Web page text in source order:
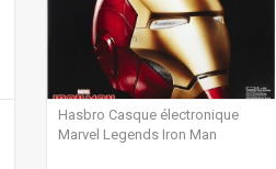
Hasbro Casque électronique
Marvel Legends Iron Man